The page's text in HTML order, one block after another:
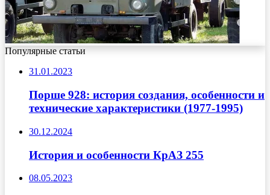
Популярные статьи
31.01.2023
Порше 928: история создания, особенности и
технические характеристики (1977-1995)
30.12.2024
История и особенности КрАЗ 255
08.05.2023